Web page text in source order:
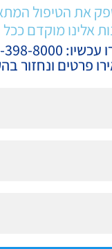
את הטיפול
אלינו מוקדם
073-398-8000
פרטים ונחזור